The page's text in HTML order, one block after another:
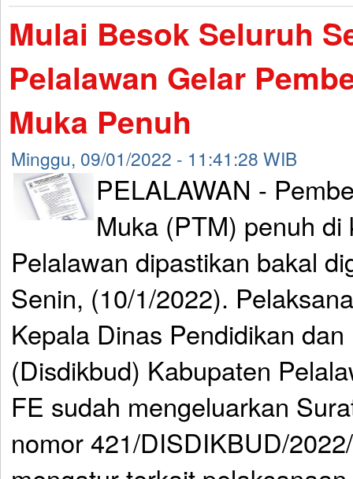
Mulai Besok Seluruh
Pelalawan Gelar
Muka Penuh
Minggu, 09/01/2022 - 11:41:28 WIB
PELALAWAN -
Muka (PTM) penuh di
Pelalawan dipastikan bakal
Senin, (10/1/2022).
Kepala Dinas Pendidikan
(Disdikbud) Kabupaten
FE sudah mengeluarkan
nomor 421/DISDIKBUD/